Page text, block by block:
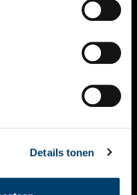
Details tonen